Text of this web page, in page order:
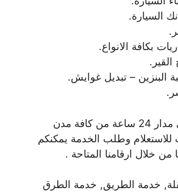
السيارة.
بكافة الانواع.
البنزين – تبديل غوايش.
خدمات متاحة على مدار 24 ساعة من كافة مدن
وطلب الخدمة يمكنكم
من خلال ارقامنا المتاحة .
خدمة الطريق, خدمة الطرق